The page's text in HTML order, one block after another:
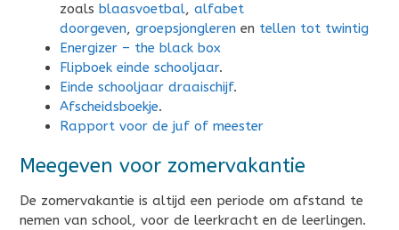
zoals blaasvoetbal, alfabet
doorgeven, groepsjongleren en tellen tot twintig
Energizer – the black box
Flipboek einde schooljaar.
Einde schooljaar draaischijf.
Afscheidsboekje.
Rapport voor de juf of meester
Meegeven voor zomervakantie
De zomervakantie is altijd een periode om afstand te
nemen van school, voor de leerkracht en de leerlingen.